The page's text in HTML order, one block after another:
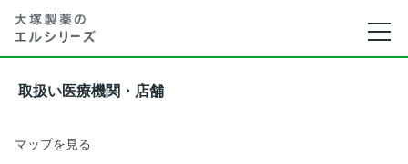
取扱い医療機関・店舗
マップを見る